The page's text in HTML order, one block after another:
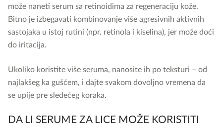
može naneti serum sa retinoidima za regeneraciju kože.
Bitno je izbegavati kombinovanje više agresivnih aktivnih
sastojaka u istoj rutini (npr. retinola i kiselina), jer može doći
do iritacija.
Ukoliko koristite više seruma, nanosite ih po teksturi – od
najlakšeg ka gušćem, i dajte svakom dovoljno vremena da
se upije pre sledećeg koraka.
DA LI SERUME ZA LICE MOŽE KORISTITI